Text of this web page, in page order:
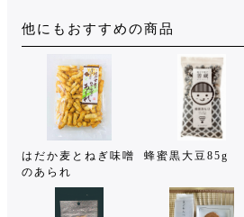
他にもおすすめの商品
はだか麦とねぎ味噌
のあられ
蜂蜜黒大豆85g